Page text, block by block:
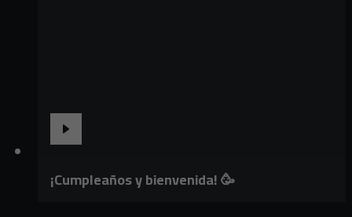
¡Cumpleaños y bienvenida! 🥳